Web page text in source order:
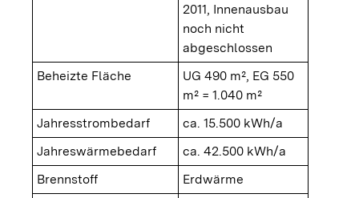
2011, Innenausbau
noch nicht
abgeschlossen
Beheizte Fläche
UG 490 m², EG 550
m² = 1.040 m²
Jahresstrombedarf
ca. 15.500 kWh/a
Jahreswärmebedarf
ca. 42.500 kWh/a
Brennstoff
Erdwärme